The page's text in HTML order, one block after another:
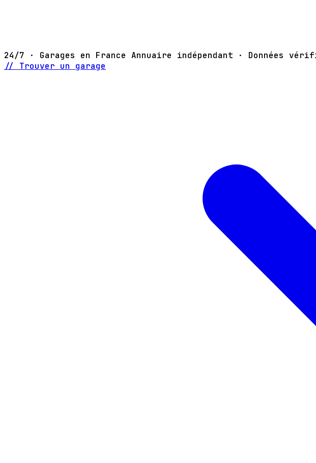
24/7 · Garages en France Annuaire indépendant · Données
// Trouver un garage